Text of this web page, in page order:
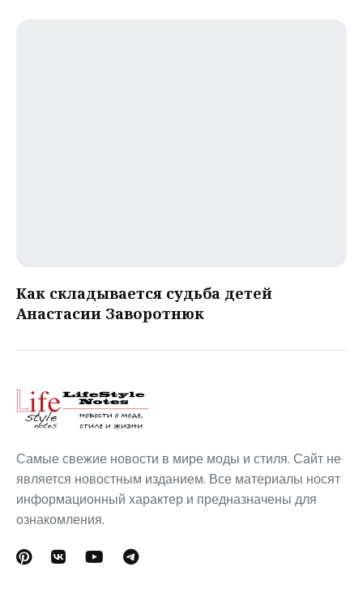
Как складывается судьба детей
Анастасии Заворотнюк
Самые свежие новости в мире моды и стиля. Сайт не
является новостным изданием. Все материалы носят
информационный характер и предназначены для
ознакомления.